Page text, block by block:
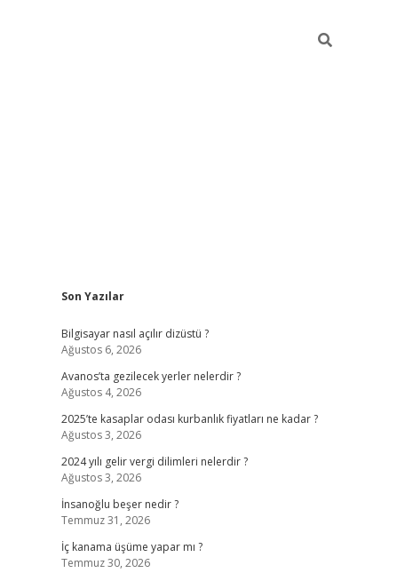
Sidebar
Son Yazılar
Bilgisayar nasıl açılır dizüstü ?
Ağustos 6, 2026
Avanos’ta gezilecek yerler nelerdir ?
Ağustos 4, 2026
2025’te kasaplar odası kurbanlık fiyatları ne kadar ?
Ağustos 3, 2026
2024 yılı gelir vergi dilimleri nelerdir ?
Ağustos 3, 2026
İnsanoğlu beşer nedir ?
Temmuz 31, 2026
İç kanama üşüme yapar mı ?
Temmuz 30, 2026